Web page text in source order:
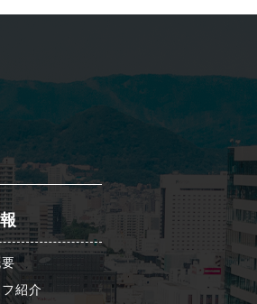
紹介